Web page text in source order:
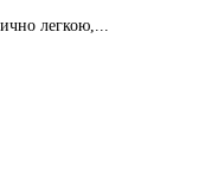
легкою,...